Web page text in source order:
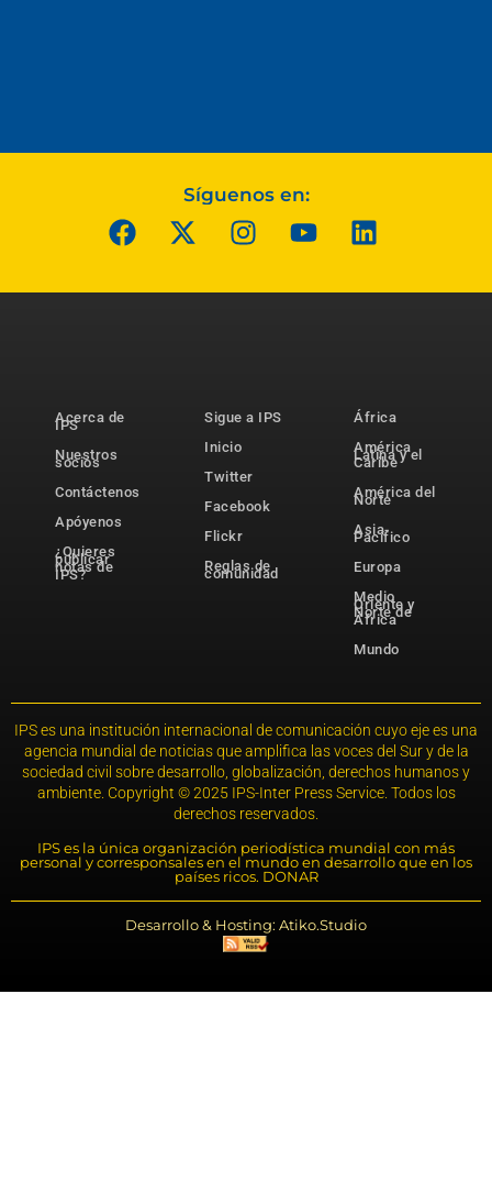
Síguenos en:
Acerca de
IPS
Nuestros
socios
Contáctenos
Apóyenos
¿Quieres
publicar
notas de
IPS?
Sigue a IPS
Inicio
Twitter
Facebook
Flickr
Reglas de
comunidad
África
América
Latina y el
Caribe
América del
Norte
Asia-
Pacífico
Europa
Medio
Oriente y
Norte de
África
Mundo
IPS es una institución internacional de comunicación cuyo eje es una
agencia mundial de noticias que amplifica las voces del Sur y de la
sociedad civil sobre desarrollo, globalización, derechos humanos y
ambiente. Copyright © 2025 IPS-Inter Press Service. Todos los
derechos reservados.
IPS es la única organización periodística mundial con más
personal y corresponsales en el mundo en desarrollo que en los
países ricos. DONAR
Desarrollo & Hosting: Atiko.Studio